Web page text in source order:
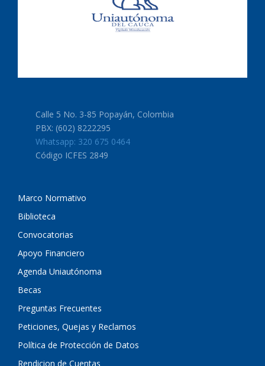
Calle 5 No. 3-85 Popayán, Colombia
PBX: (602) 8222295
Whatsapp: 320 675 0464
Código ICFES 2849
Marco Normativo
Biblioteca
Convocatorias
Apoyo Financiero
Agenda Uniautónoma
Becas
Preguntas Frecuentes
Peticiones, Quejas y Reclamos
Política de Protección de Datos
Rendicion de Cuentas